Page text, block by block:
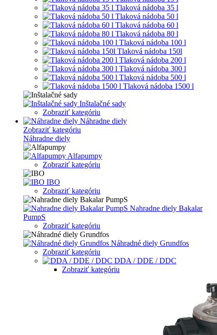
Tlaková nádoba 35 l
Tlaková nádoba 50 l
Tlaková nádoba 60 l
Tlaková nádoba 80 l
Tlaková nádoba 100 l
Tlaková nádoba 150l
Tlaková nádoba 200 l
Tlaková nádoba 300 l
Tlaková nádoba 500 l
Tlaková nádoba 1500 l
Inštalačné sady
Zobraziť kategóriu
Náhradne diely
Zobraziť kategóriu
Náhradne diely
Alfapumpy
Zobraziť kategóriu
IBO
Zobraziť kategóriu
Nahradne diely Bakalar
PumpS
Zobraziť kategóriu
Náhradné diely Grundfos
Zobraziť kategóriu
DDA / DDE / DDC
Zobraziť kategóriu